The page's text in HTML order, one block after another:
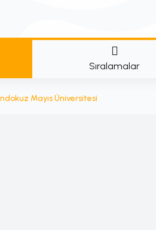
Sıralamalar
Mayıs Üniversitesi